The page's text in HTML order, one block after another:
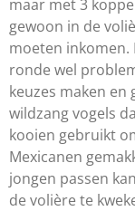
maar met 3
gewoon in de
moeten inkomen.
ronde wel
keuzes maken
wildzang vogels
kooien gebruikt
Mexicanen
jongen passen
de volière te